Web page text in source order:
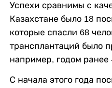
Успехи сравнимы с
Казахстане было 18
которые спасли 68
трансплантаций было
например, годом ранее
С начала этого года